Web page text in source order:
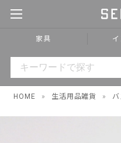
家具
HOME » 生活用品雑貨 »